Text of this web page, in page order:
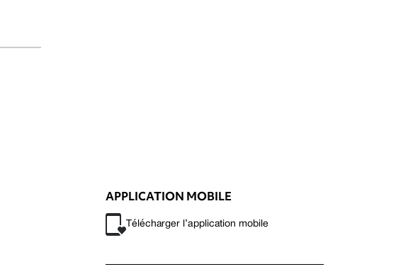
APPLICATION MOBILE
Télécharger l’application mobile